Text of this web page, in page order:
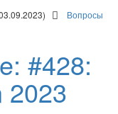
Вопросы
#428:
2023